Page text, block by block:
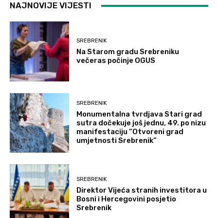
NAJNOVIJE VIJESTI
SREBRENIK
Na Starom gradu Srebreniku
večeras počinje OGUS
SREBRENIK
Monumentalna tvrdjava Stari grad
sutra dočekuje još jednu, 49. po nizu
manifestaciju “Otvoreni grad
umjetnosti Srebrenik”
SREBRENIK
Direktor Vijeća stranih investitora u
Bosni i Hercegovini posjetio
Srebrenik